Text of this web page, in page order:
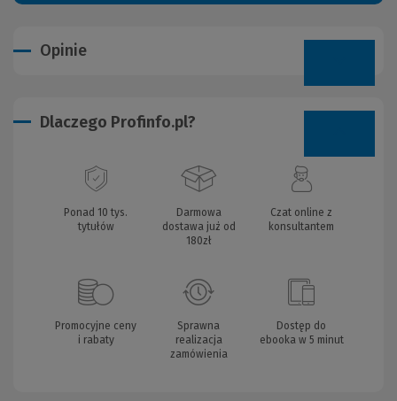
Opinie
Dlaczego Profinfo.pl?
Ponad 10 tys.
tytułów
Darmowa
dostawa już od
180zł
Czat online z
konsultantem
Promocyjne ceny
i rabaty
Sprawna
realizacja
zamówienia
Dostęp do
ebooka w 5 minut